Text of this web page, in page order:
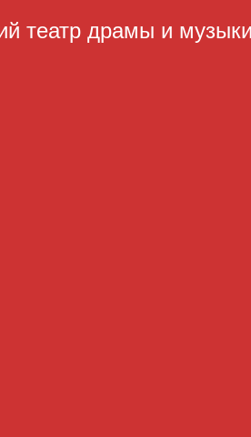
театр драмы и